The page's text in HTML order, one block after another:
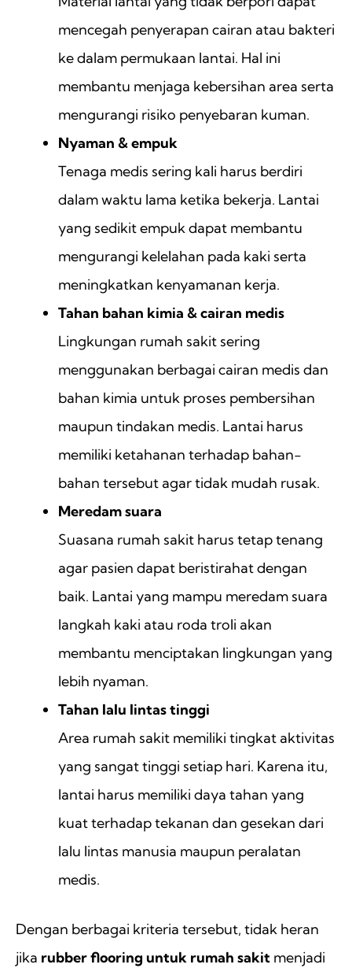
mencegah penyerapan cairan atau bakteri
ke dalam permukaan lantai. Hal ini
membantu menjaga kebersihan area serta
mengurangi risiko penyebaran kuman.
Nyaman & empuk
Tenaga medis sering kali harus berdiri
dalam waktu lama ketika bekerja. Lantai
yang sedikit empuk dapat membantu
mengurangi kelelahan pada kaki serta
meningkatkan kenyamanan kerja.
Tahan bahan kimia & cairan medis
Lingkungan rumah sakit sering
menggunakan berbagai cairan medis dan
bahan kimia untuk proses pembersihan
maupun tindakan medis. Lantai harus
memiliki ketahanan terhadap bahan-
bahan tersebut agar tidak mudah rusak.
Meredam suara
Suasana rumah sakit harus tetap tenang
agar pasien dapat beristirahat dengan
baik. Lantai yang mampu meredam suara
langkah kaki atau roda troli akan
membantu menciptakan lingkungan yang
lebih nyaman.
Tahan lalu lintas tinggi
Area rumah sakit memiliki tingkat aktivitas
yang sangat tinggi setiap hari. Karena itu,
lantai harus memiliki daya tahan yang
kuat terhadap tekanan dan gesekan dari
lalu lintas manusia maupun peralatan
medis.
Dengan berbagai kriteria tersebut, tidak heran
jika rubber flooring untuk rumah sakit menjadi